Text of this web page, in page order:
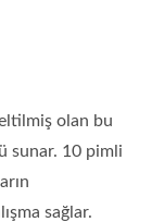
olan bu
sunar. 10 pimli
sağlar.